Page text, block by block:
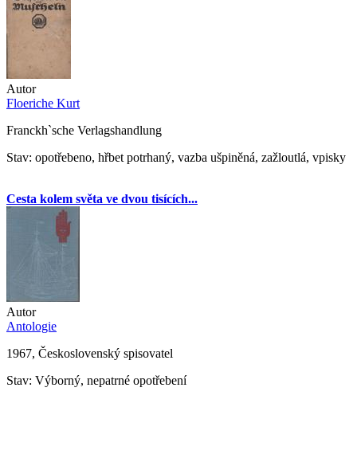
Autor
Floeriche Kurt
Franckh`sche Verlagshandlung
Stav: opotřebeno, hřbet potrhaný, vazba ušpiněná, zažloutlá, vpisky
Cesta kolem světa ve dvou tisících...
Autor
Antologie
1967, Československý spisovatel
Stav: Výborný, nepatrné opotřebení